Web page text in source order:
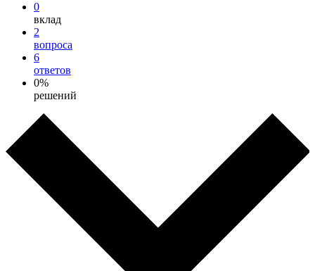
0
вклад
2
вопроса
6
ответов
0%
решений